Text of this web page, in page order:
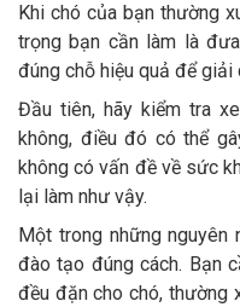
Khi chó của bạn thường
trọng bạn cần làm là
đúng chỗ hiệu quả để giải
Đầu tiên, hãy kiểm tra
không, điều đó có thể
không có vấn đề về sức
lại làm như vậy.
Một trong những nguyên
đào tạo đúng cách. Bạn
đều đặn cho chó, thường